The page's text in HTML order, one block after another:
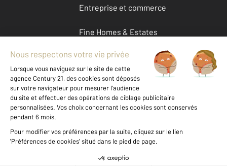
Entreprise et commerce
Fine Homes & Estates
À propos
International
Nous contacter
Données personnelles